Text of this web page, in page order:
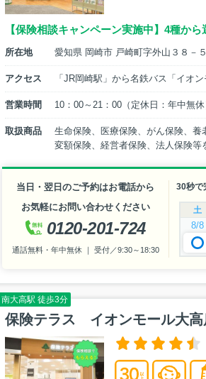
【保険相談キャンペーン実施中】4種か
所在地 愛知県 岡崎市 戸崎町字外山３８－
アクセス 「JR岡崎駅」から名鉄バス「イオ
営業時間 10：00～21：00（定休日：年中無休
取扱商品
生命保険、医療保険、がん保険、養
変額保険、経営者保険、法人保険等
当日・翌日のご予約はお電話から
お気軽にお問い合わせください
0120-201-724
通話無料・年中無休 ｜ 受付／9:30～18:30
30秒で
土
8/8
南大高駅 徒歩3分
保険テラス イオンモール大高